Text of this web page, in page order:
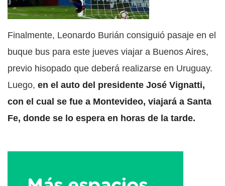
Finalmente, Leonardo Burián consiguió pasaje en el
buque bus para este jueves viajar a Buenos Aires,
previo hisopado que deberá realizarse en Uruguay.
Luego, en el auto del presidente José Vignatti,
con el cual se fue a Montevideo, viajará a Santa
Fe, donde se lo espera en horas de la tarde.